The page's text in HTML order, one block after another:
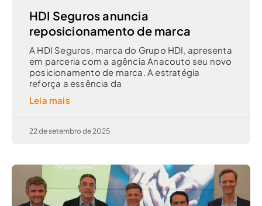
HDI Seguros anuncia
reposicionamento de marca
A HDI Seguros, marca do Grupo HDI, apresenta
em parceria com a agência Anacouto seu novo
posicionamento de marca. A estratégia
reforça a essência da
Leia mais
22 de setembro de 2025